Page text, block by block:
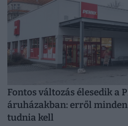
Fontos változás élesedik a
áruházakban: erről
tudnia kell